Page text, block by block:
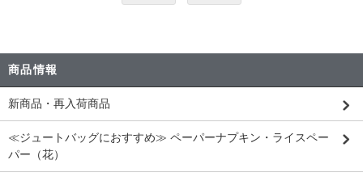
商品情報
新商品・再入荷商品
≪ジュートバッグにおすすめ≫ ペーパーナプキン・ライスペー
パー（花）